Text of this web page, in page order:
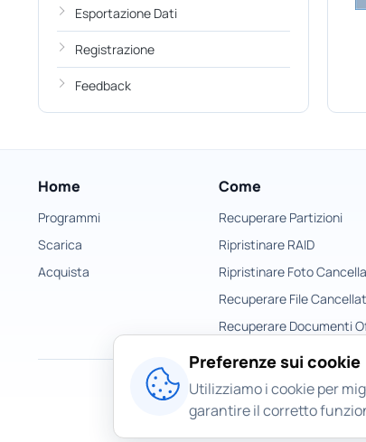
Esportazione Dati
Registrazione
Feedback
Home
Programmi
Scarica
Acquista
Come
Recuperare Partizioni
Ripristinare RAID
Ripristinare Foto
Recuperare File
Recuperare Documenti
Preferenze sui cookie
Utilizziamo i cookie per
garantire il corretto